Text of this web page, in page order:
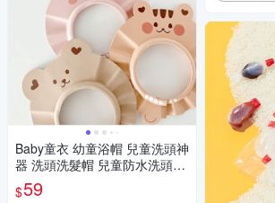
Baby童衣 幼童浴帽 兒童洗頭神
器 洗頭洗髮帽 兒童防水洗頭帽
寶寶洗頭帽 11847
$59